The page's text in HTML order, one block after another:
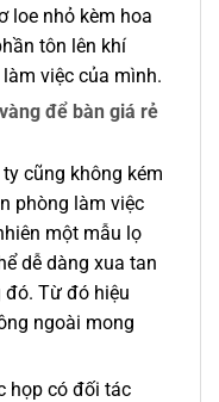
loe nhỏ kèm hoa
tôn lên khí
việc của mình.
để bàn giá rẻ
cũng không kém
phòng làm việc
một mẫu lọ
dễ dàng xua tan
Từ đó hiệu
ngoài mong
họp có đối tác